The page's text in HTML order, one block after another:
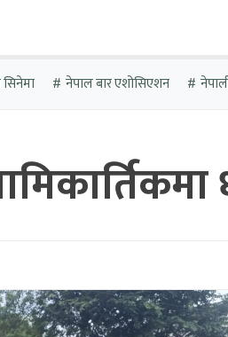
नेपाल बार एशोसिएशन